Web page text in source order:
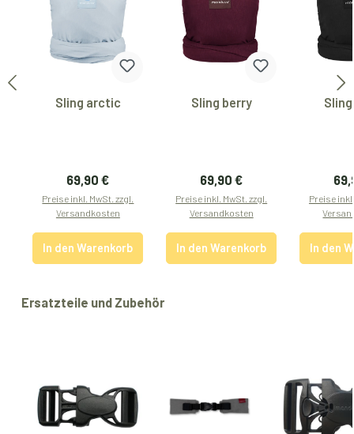
Sling arctic
Regulärer Preis:
69,90 €
Preise inkl. MwSt. zzgl.
Versandkosten
In den Warenkorb
Sling berry
Regulärer Preis:
69,90 €
Preise inkl. MwSt. zzgl.
Versandkosten
In den Warenkorb
Preise
In den
Produktgalerie überspringen
Ersatzteile und Zubehör